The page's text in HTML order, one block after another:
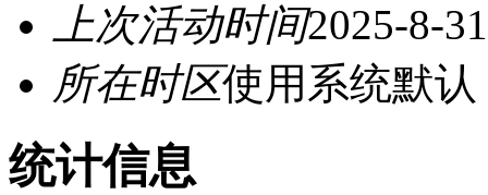
上次活动时间2025-8-
所在时区使用系统默认
统计信息